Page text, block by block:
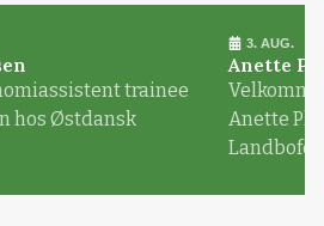
trainee
hos Østdansk
3. AUG.
Anette
Anette